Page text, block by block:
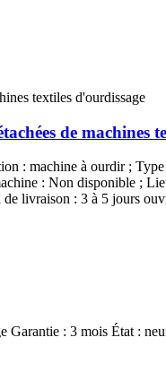
de machines
: machine à ourdir ;
: Non disponible ;
livraison : 3 à 5 jours
: 3 mois État :